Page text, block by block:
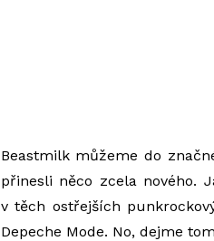
Beastmilk můžeme do
přinesli něco zcela nového.
v těch ostřejších
Depeche Mode. No, dejme